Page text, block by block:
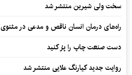
سخت ولی شیرین منتشر شد
راه‌های درمان انسان ناقص و مدعی در مثنوی
دست صنعت چاپ را پرُ کنید
روایت جدید کیارنگ علایی منتشر شد